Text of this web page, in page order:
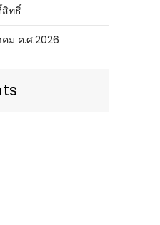
สิทธิ์
ม ค.ศ.2026